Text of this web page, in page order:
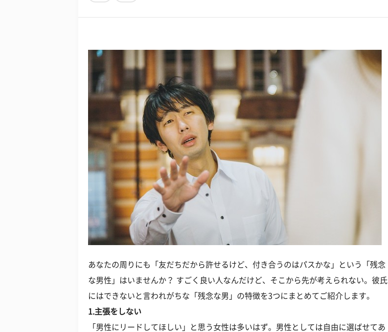
あなたの周りにも「友だちだから許せるけど、付き合うのはパスかな」という「残念
な男性」はいませんか？ すごく良い人なんだけど、そこから先が考えられない。彼氏
にはできないと言われがちな「残念な男」の特徴を3つにまとめてご紹介します。
1.主張をしない
「男性にリードしてほしい」と思う女性は多いはず。男性としては自由に選ばせてあ